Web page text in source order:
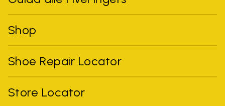
Shop
Shoe Repair Locator
Store Locator